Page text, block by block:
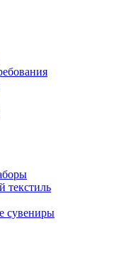
текстиль
сувениры